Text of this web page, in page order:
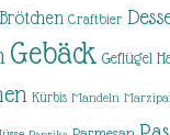
Brötchen Craftbier
Gebäck Geflügel
Kürbis Mandeln